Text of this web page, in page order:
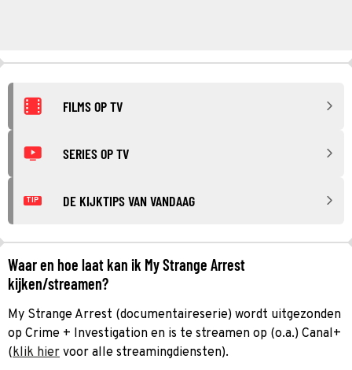
FILMS OP TV
SERIES OP TV
TIP DE KIJKTIPS VAN VANDAAG
Waar en hoe laat kan ik My Strange Arrest
kijken/streamen?
My Strange Arrest (documentaireserie) wordt uitgezonden
op Crime + Investigation en is te streamen op (o.a.) Canal+
(klik hier voor alle streamingdiensten).